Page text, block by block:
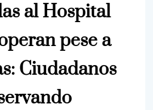
al Hospital
pese a
Ciudadanos